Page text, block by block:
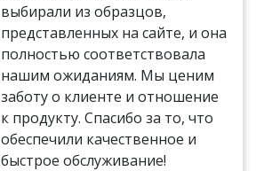
выбирали из образцов,
представленных на сайте, и она
полностью соответствовала
нашим ожиданиям. Мы ценим
заботу о клиенте и отношение
к продукту. Спасибо за то, что
обеспечили качественное и
быстрое обслуживание!